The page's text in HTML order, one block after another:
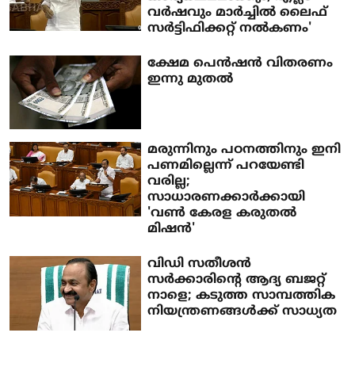
വർഷവും മാർച്ചിൽ ലൈഫ്
സർട്ടിഫിക്കറ്റ് നൽകണം'
ക്ഷേമ പെൻഷൻ വിതരണം
ഇന്നു മുതൽ
മരുന്നിനും പഠനത്തിനും ഇനി
പണമില്ലെന്ന് പറയേണ്ടി
വരില്ല;
സാധാരണക്കാർക്കായി
'വൺ കേരള കരുതൽ
മിഷൻ'
വിഡി സതീശൻ
സർക്കാരിന്റെ ആദ്യ ബജറ്റ്
നാളെ; കടുത്ത സാമ്പത്തിക
നിയന്ത്രണങ്ങൾക്ക് സാധ്യത